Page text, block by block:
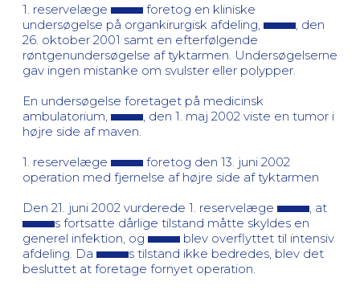
1. reservelæge
foretog en kliniske
undersøgelse på organkirurgisk afdeling,
, den
26. oktober 2001 samt en efterfølgende
røntgenundersøgelse af tyktarmen. Undersøgelserne
gav ingen mistanke om svulster eller polypper.
En undersøgelse foretaget på medicinsk
ambulatorium,
, den 1. maj 2002 viste en tumor i
højre side af maven.
1. reservelæge
foretog den 13. juni 2002
operation med fjernelse af højre side af tyktarmen
Den 21. juni 2002 vurderede 1. reservelæge
, at
s fortsatte dårlige tilstand måtte skyldes en
generel infektion, og
blev overflyttet til intensiv
afdeling. Da
s tilstand ikke bedredes, blev det
besluttet at foretage fornyet operation.